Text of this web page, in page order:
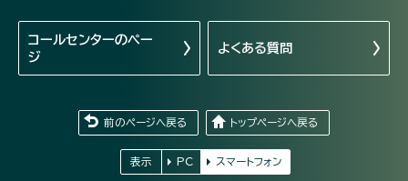
コールセンターのペー
ジ
よくある質問
前のページへ戻る トップページへ戻る
表示 PC スマートフォン